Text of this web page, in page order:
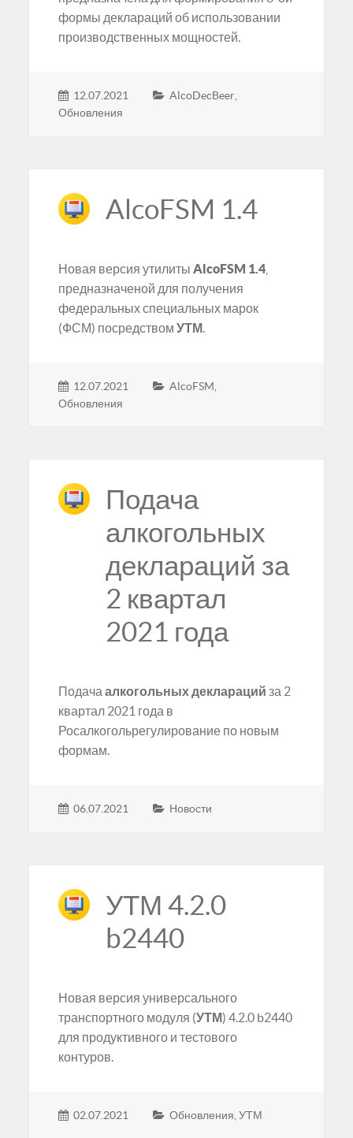
формы деклараций об использовании
производственных мощностей.
12.07.2021 AlcoDecBeer,
Обновления
AlcoFSM 1.4
Новая версия утилитыAlcoFSM 1.4
предназначеной для получения
федеральных специальных марок
(ФСМ) посредствомУТМ.
12.07.2021 AlcoFSM
Обновления
Подача
алкогольных
деклараций за
2 квартал
2021 года
Подачаалкогольных деклараций за 2
квартал 2021 года в
Росалкогольрегулирование по новым
формам.
06.07.2021 Новости
УТМ 4.2.0
b2440
Новая версия универсального
транспортного модуля (УТМ) 4.2.0 b2440
для продуктивного и тестового
контуров.
02.07.2021 Обновления УТМ